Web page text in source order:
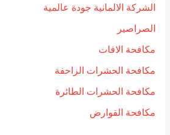
الشركة الالمانية جودة عالمية
الصراصير
مكافحة الافات
مكافحة الحشرات الزاحفة
مكافحة الحشرات الطائرة
مكافحة القوارض